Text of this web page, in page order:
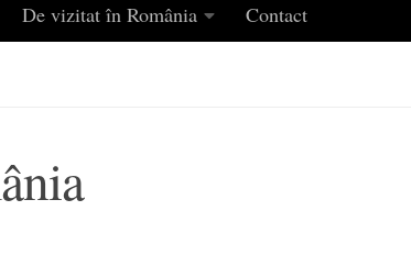
De vizitat în România Contact